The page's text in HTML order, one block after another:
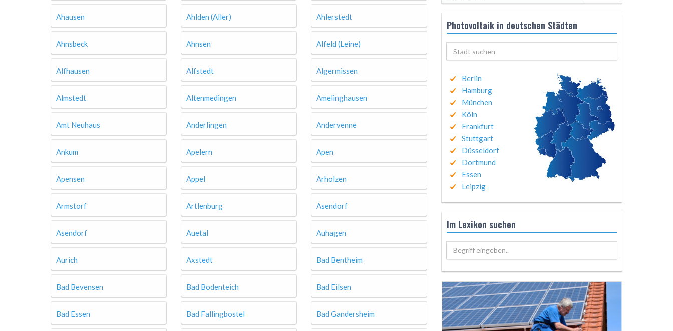
Ahausen Ahlden (Aller) Ahlerstedt
Ahnsbeck Ahnsen Alfeld (Leine)
Alfhausen Alfstedt Algermissen
Almstedt Altenmedingen Amelinghausen
Amt Neuhaus Anderlingen Andervenne
Ankum Apelern Apen
Apensen Appel Arholzen
Armstorf Artlenburg Asendorf
Asendorf Auetal Auhagen
Aurich Axstedt Bad Bentheim
Bad Bevensen Bad Bodenteich Bad Eilsen
Bad Essen Bad Fallingbostel Bad Gandersheim
Photovoltaik in deutschen Städten
Berlin
Hamburg
München
Köln
Frankfurt
Stuttgart
Düsseldorf
Dortmund
Essen
Leipzig
Im Lexikon suchen
Begriff eingeben..